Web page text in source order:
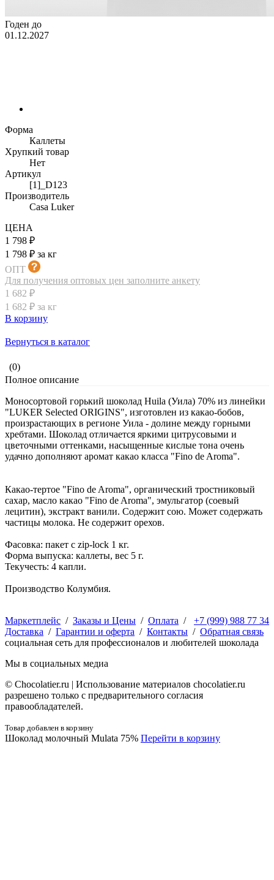
Годен до
01.12.2027
Форма
Каллеты
Хрупкий товар
Нет
Артикул
[1]_D123
Производитель
Casa Luker
ЦЕНА
1 798 ₽
1 798 ₽ за кг
ОПТ
Для получения оптовых цен заполните анкету
1 682 ₽
1 682 ₽ за кг
В корзину
Вернуться в каталог
(0)
Полное описание
Моносортовой горький шоколад Huila (Уила) 70% из линейки
"LUKER Selected ORIGINS", изготовлен из какао-бобов,
произрастающих в регионе Уила - долине между горными
хребтами. Шоколад отличается яркими цитрусовыми и
цветочными оттенками, насыщенные кислые тона очень
удачно дополняют аромат какао класса "Fino de Aroma".
Какао-тертое "Fino de Aroma", органический тростниковый
сахар, масло какао "Fino de Aroma", эмульгатор (соевый
лецитин), экстракт ванили. Содержит сою. Может содержать
частицы молока. Не содержит орехов.
Фасовка: пакет с zip-lock 1 кг.
Форма выпуска: каллеты, вес 5 г.
Текучесть: 4 капли.
Производство Колумбия.
+7 (999) 988 77 34
Маркетплейс / Заказы и Цены / Оплата /
Доставка / Гарантии и оферта / Контакты / Обратная связь
социальная сеть для профессионалов и любителей шоколада
Мы в социальных медиа
© Сhocolatier.ru | Использование материалов chocolatier.ru
разрешено только с предварительного согласия
правообладателей.
Товар добавлен в корзину
Шоколад молочный Mulata 75% Перейти в корзину